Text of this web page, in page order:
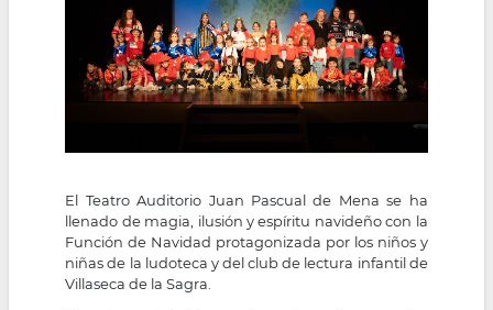
navegación
El Teatro Auditorio Juan Pascual de Mena se ha
llenado de magia, ilusión y espíritu navideño con la
Función de Navidad protagonizada por los niños y
niñas de la ludoteca y del club de lectura infantil de
Villaseca de la Sagra.